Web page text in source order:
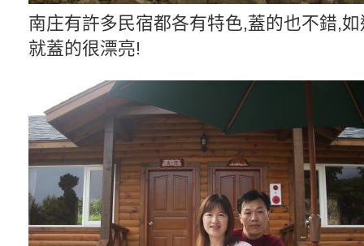
南庄有許多民宿都各有特色,蓋的也不錯,如
就蓋的很漂亮!